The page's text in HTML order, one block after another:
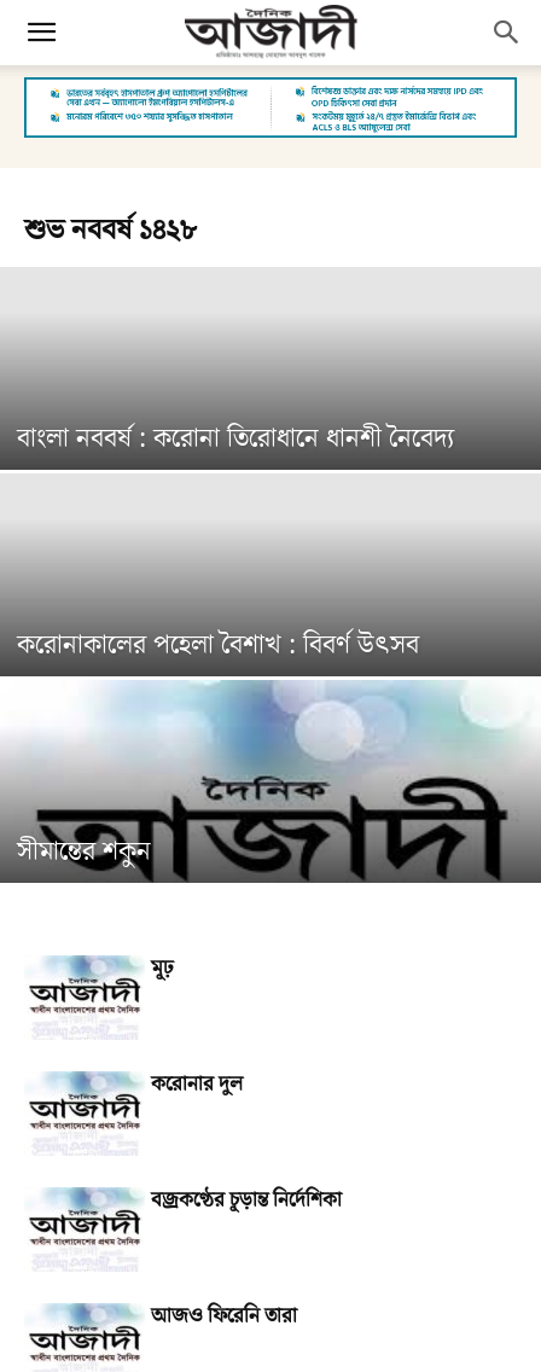
শুভ নববর্ষ ১৪২৮
বাংলা নববর্ষ : করোনা তিরোধানে ধানশী নৈবেদ্য
করোনাকালের পহেলা বৈশাখ : বিবর্ণ উৎসব
সীমান্তের শকুন
মূঢ়
করোনার দুল
বজ্রকণ্ঠের চূড়ান্ত নির্দেশিকা
আজও ফিরেনি তারা